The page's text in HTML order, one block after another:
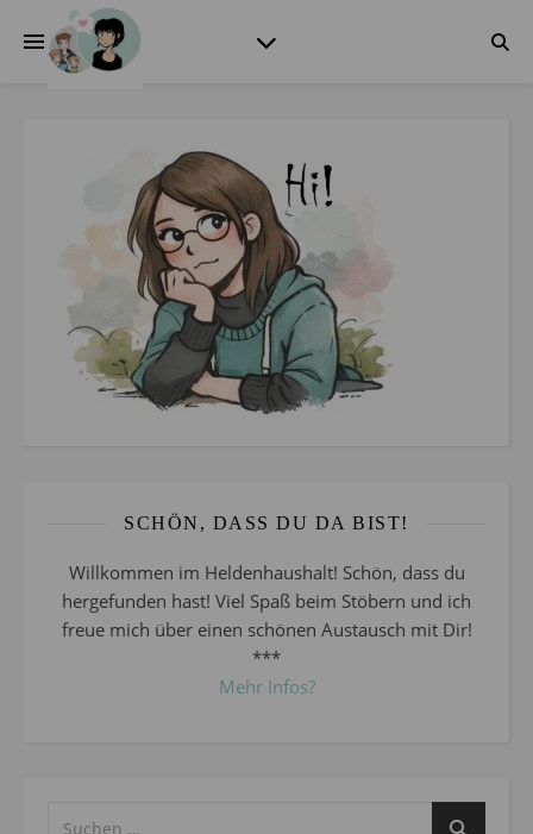
SCHÖN, DASS DU DA BIST!
Willkommen im Heldenhaushalt! Schön, dass du
hergefunden hast! Viel Spaß beim Stöbern und ich
freue mich über einen schönen Austausch mit Dir!
***
Mehr Infos?